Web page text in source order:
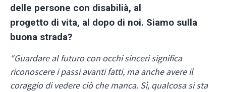
delle persone con disabilià, al
progetto di vita, al dopo di noi. Siamo sulla
buona strada?
“Guardare al futuro con occhi sinceri significa
riconoscere i passi avanti fatti, ma anche avere il
coraggio di vedere ciò che manca. Sì, qualcosa si sta